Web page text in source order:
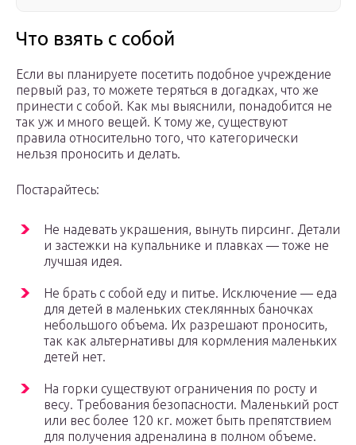
Что взять с собой
Если вы планируете посетить подобное учреждение
первый раз, то можете теряться в догадках, что же
принести с собой. Как мы выяснили, понадобится не
так уж и много вещей. К тому же, существуют
правила относительно того, что категорически
нельзя проносить и делать.
Постарайтесь:
Не надевать украшения, вынуть пирсинг. Детали
и застежки на купальнике и плавках — тоже не
лучшая идея.
Не брать с собой еду и питье. Исключение — еда
для детей в маленьких стеклянных баночках
небольшого объема. Их разрешают проносить,
так как альтернативы для кормления маленьких
детей нет.
На горки существуют ограничения по росту и
весу. Требования безопасности. Маленький рост
или вес более 120 кг. может быть препятствием
для получения адреналина в полном объеме.